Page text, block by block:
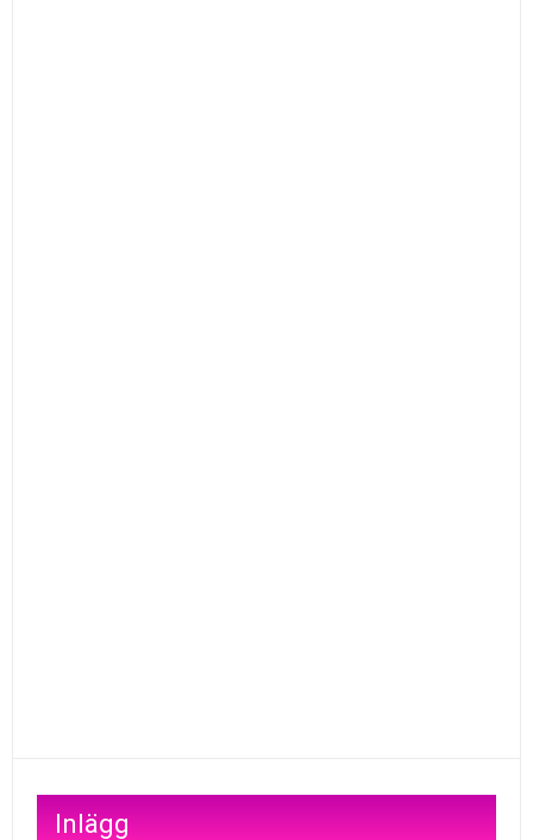
Inlägg